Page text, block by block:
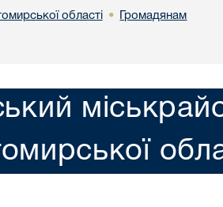
області • Громадянам